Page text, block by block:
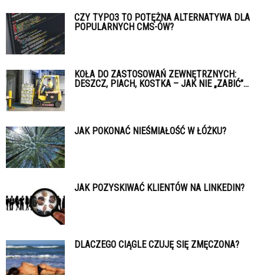
CZY TYPO3 TO POTĘŻNA ALTERNATYWA DLA
POPULARNYCH CMS-ÓW?
KOŁA DO ZASTOSOWAŃ ZEWNĘTRZNYCH:
DESZCZ, PIACH, KOSTKA – JAK NIE „ZABIĆ”...
JAK POKONAĆ NIEŚMIAŁOŚĆ W ŁÓŻKU?
JAK POZYSKIWAĆ KLIENTÓW NA LINKEDIN?
DLACZEGO CIĄGLE CZUJĘ SIĘ ZMĘCZONA?